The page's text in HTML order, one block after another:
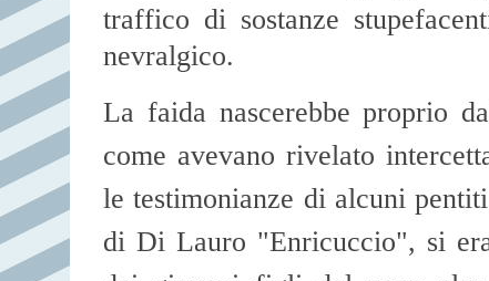
traffico di sostanze
nevralgico.
La faida nascerebbe proprio
come avevano rivelato
le testimonianze di alcuni
di Di Lauro "Enricuccio", si